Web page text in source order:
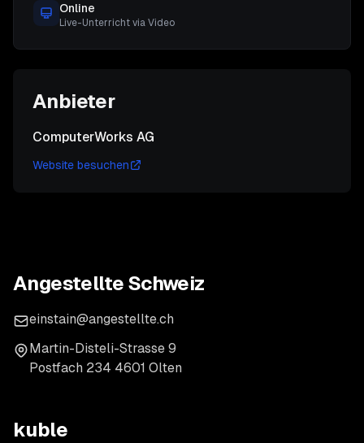
Online
Live-Unterricht via Video
Anbieter
ComputerWorks AG
Website besuchen
Angestellte Schweiz
einstain@angestellte.ch
Martin-Disteli-Strasse 9
Postfach 234 4601 Olten
kuble